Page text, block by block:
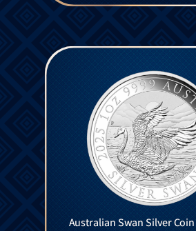
Australian Swan Silver Coin